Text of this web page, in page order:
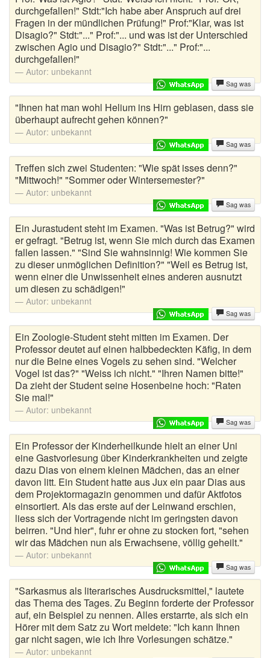
durchgefallen!" Stdt:"Ich habe aber Anspruch auf drei
Fragen in der mündlichen Prüfung!" Prof:"Klar, was ist
Disagio?" Stdt:"..." Prof:"... und was ist der Unterschied
zwischen Agio und Disagio?" Stdt:"..." Prof:"...
durchgefallen!"
Autor: unbekannt
Sag was
"Ihnen hat man wohl Helium ins Hirn geblasen, dass sie
überhaupt aufrecht gehen können?"
Autor: unbekannt
Sag was
Treffen sich zwei Studenten: "Wie spät isses denn?"
"Mittwoch!" "Sommer oder Wintersemester?"
Autor: unbekannt
Sag was
Ein Jurastudent steht im Examen. "Was ist Betrug?" wird
er gefragt. "Betrug ist, wenn Sie mich durch das Examen
fallen lassen." "Sind Sie wahnsinnig! Wie kommen Sie
zu dieser unmöglichen Definition?" "Weil es Betrug ist,
wenn einer die Unwissenheit eines anderen ausnutzt
um diesen zu schädigen!"
Autor: unbekannt
Sag was
Ein Zoologie-Student steht mitten im Examen. Der
Professor deutet auf einen halbbedeckten Käfig, in dem
nur die Beine eines Vogels zu sehen sind. "Welcher
Vogel ist das?" "Weiss ich nicht." "Ihren Namen bitte!"
Da zieht der Student seine Hosenbeine hoch: "Raten
Sie mal!"
Autor: unbekannt
Sag was
Ein Professor der Kinderheilkunde hielt an einer Uni
eine Gastvorlesung über Kinderkrankheiten und zeigte
dazu Dias von einem kleinen Mädchen, das an einer
davon litt. Ein Student hatte aus Jux ein paar Dias aus
dem Projektormagazin genommen und dafür Aktfotos
einsortiert. Als das erste auf der Leinwand erschien,
liess sich der Vortragende nicht im geringsten davon
beirren. "Und hier", fuhr er ohne zu stocken fort, "sehen
wir das Mädchen nun als Erwachsene, völlig geheilt."
Autor: unbekannt
Sag was
"Sarkasmus als literarisches Ausdrucksmittel," lautete
das Thema des Tages. Zu Beginn forderte der Professor
auf, ein Beispiel zu nennen. Alles erstarrte, als sich ein
Hörer mit dem Satz zu Wort meldete: "Ich kann Ihnen
gar nicht sagen, wie ich Ihre Vorlesungen schätze."
Autor: unbekannt